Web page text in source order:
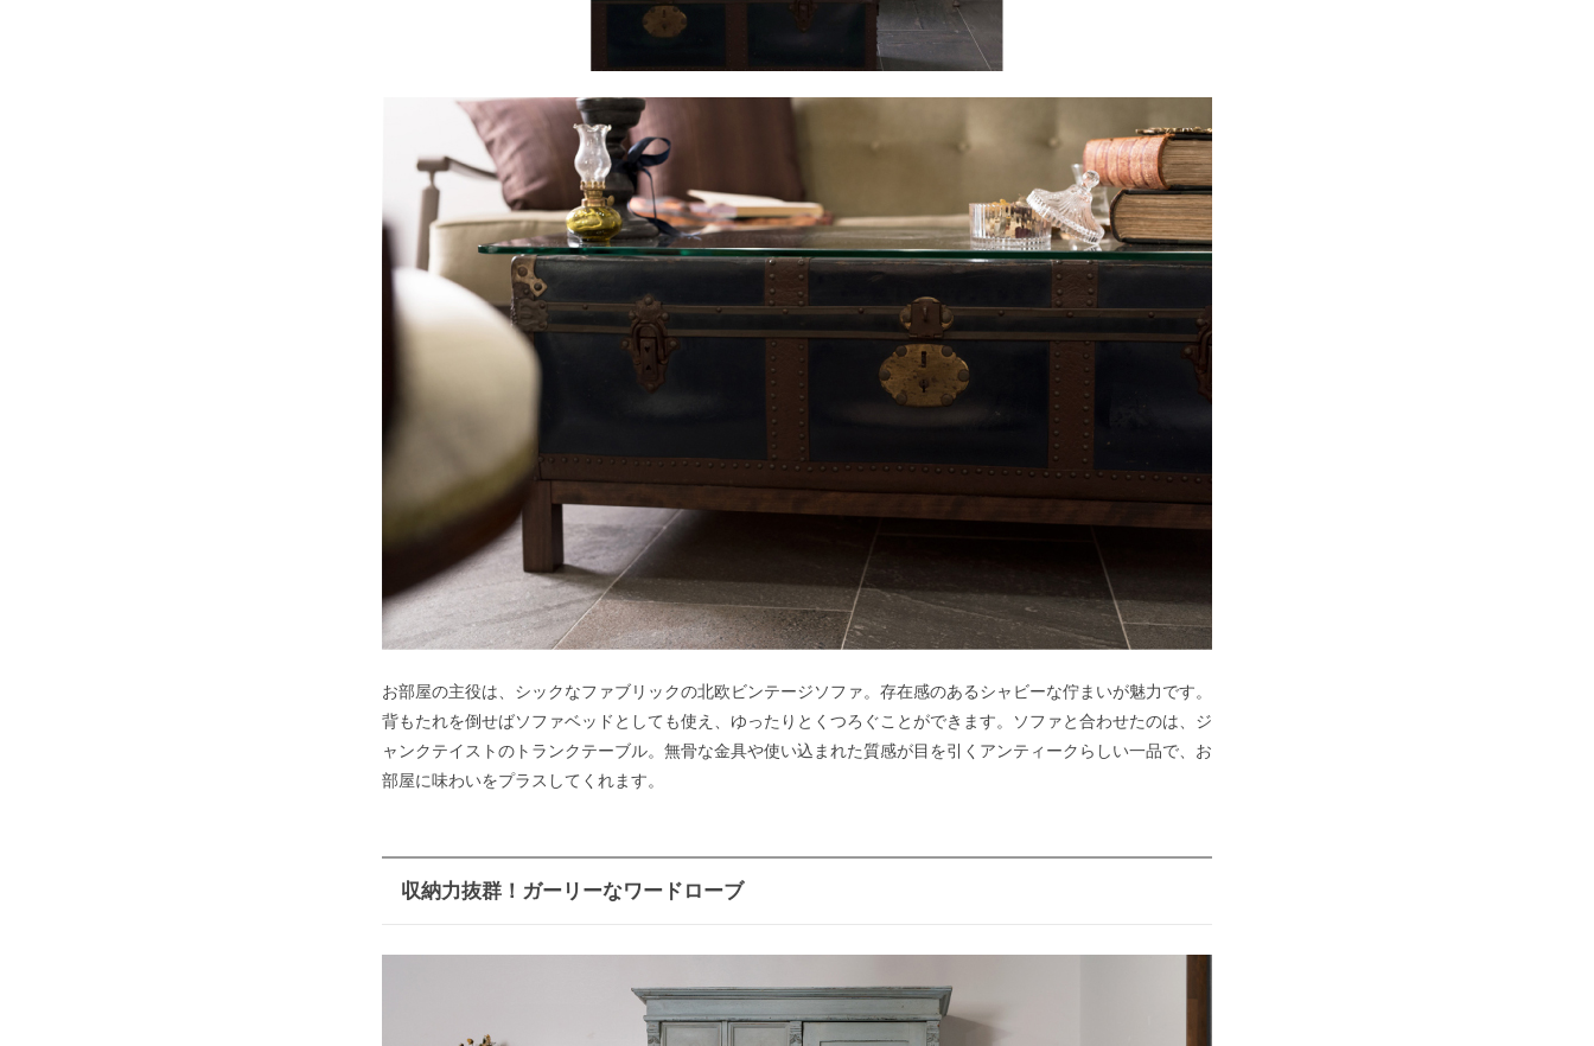
お部屋の主役は、シックなファブリックの北欧ビンテージソファ。存在感のあるシャビーな佇まいが魅力です。
背もたれを倒せばソファベッドとしても使え、ゆったりとくつろぐことができます。ソファと合わせたのは、ジ
ャンクテイストのトランクテーブル。無骨な金具や使い込まれた質感が目を引くアンティークらしい一品で、お
部屋に味わいをプラスしてくれます。
収納力抜群！ガーリーなワードローブ